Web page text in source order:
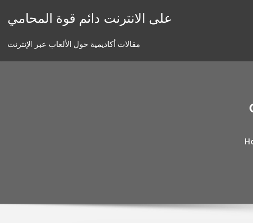
على الانترنت دائم قوة المحامي
مقالات أكاديمية حول الألعاب عبر الإنترنت